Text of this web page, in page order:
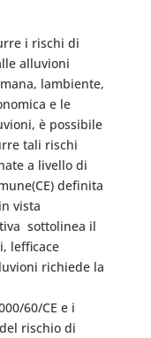
i rischi di
alluvioni
lambiente,
e le
è possibile
tali rischi
a livello di
definita
vista
 sottolinea il
richiede la
60/CE e i
rischio di